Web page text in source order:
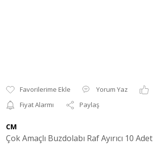
Yorum Yaz
Fiyat Alarmı
Paylaş
CM
Çok Amaçlı Buzdolabı Raf Ayırıcı 10 Adet